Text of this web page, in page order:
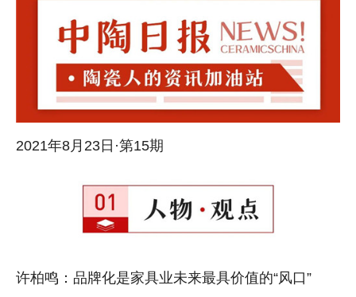
2021年8月23日·第15期
许柏鸣：品牌化是家具业未来最具价值的“风口”